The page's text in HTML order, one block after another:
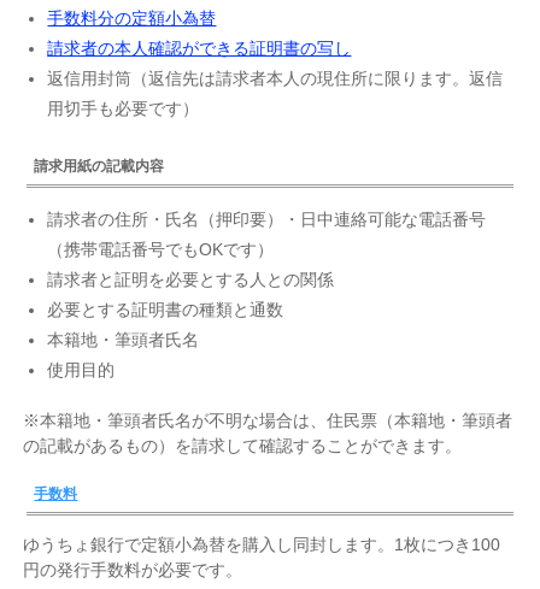
手数料分の定額小為替
請求者の本人確認ができる証明書の写し
返信用封筒（返信先は請求者本人の現住所に限ります。返信
用切手も必要です）
請求用紙の記載内容
請求者の住所・氏名（押印要）・日中連絡可能な電話番号
（携帯電話番号でもOKです）
請求者と証明を必要とする人との関係
必要とする証明書の種類と通数
本籍地・筆頭者氏名
使用目的
※本籍地・筆頭者氏名が不明な場合は、住民票（本籍地・筆頭者
の記載があるもの）を請求して確認することができます。
手数料
ゆうちょ銀行で定額小為替を購入し同封します。1枚につき100
円の発行手数料が必要です。